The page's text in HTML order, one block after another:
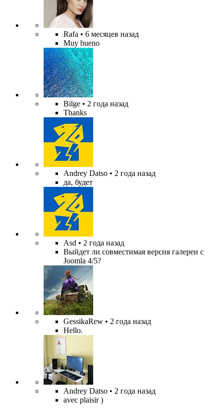
Rafa • 6 месяцев назад
Muy bueno
Bilge • 2 года назад
Thanks
Andrey Datso • 2 года назад
да, будет
Asd • 2 года назад
Выйдет ли совместимая версия галереи с
Joomla 4/5?
GessikaRew • 2 года назад
Hello.
Andrey Datso • 2 года назад
avec plaisir )